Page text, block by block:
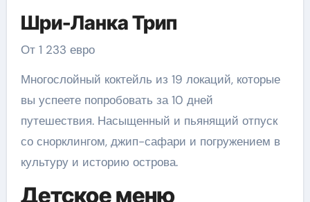
Шри-Ланка Трип
От 1 233 евро
Многослойный коктейль из 19 локаций, которые
вы успеете попробовать за 10 дней
путешествия. Насыщенный и пьянящий отпуск
со снорклингом, джип-сафари и погружением в
культуру и историю острова.
Детское меню